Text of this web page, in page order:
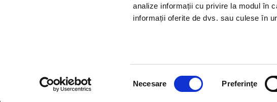
analize informații cu privire la modul în
informații oferite de dvs. sau culese în
consimțământului
Necesare Preferinţe
Bilete.ro
A.N.P.C.
O.D.R.